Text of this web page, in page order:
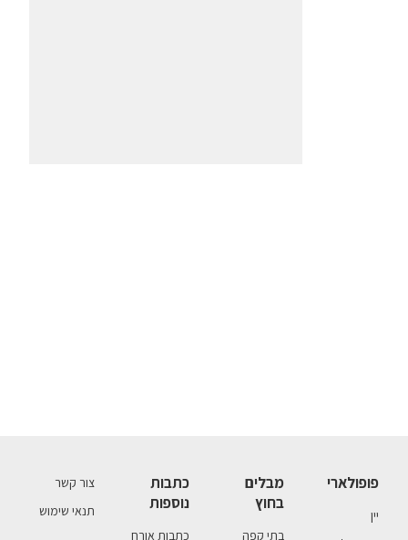
פופולארי
יין
מבלים
בחוץ
בתי קפה
כתבות
נוספות
כתבות אורח
צור קשר
תנאי שימוש